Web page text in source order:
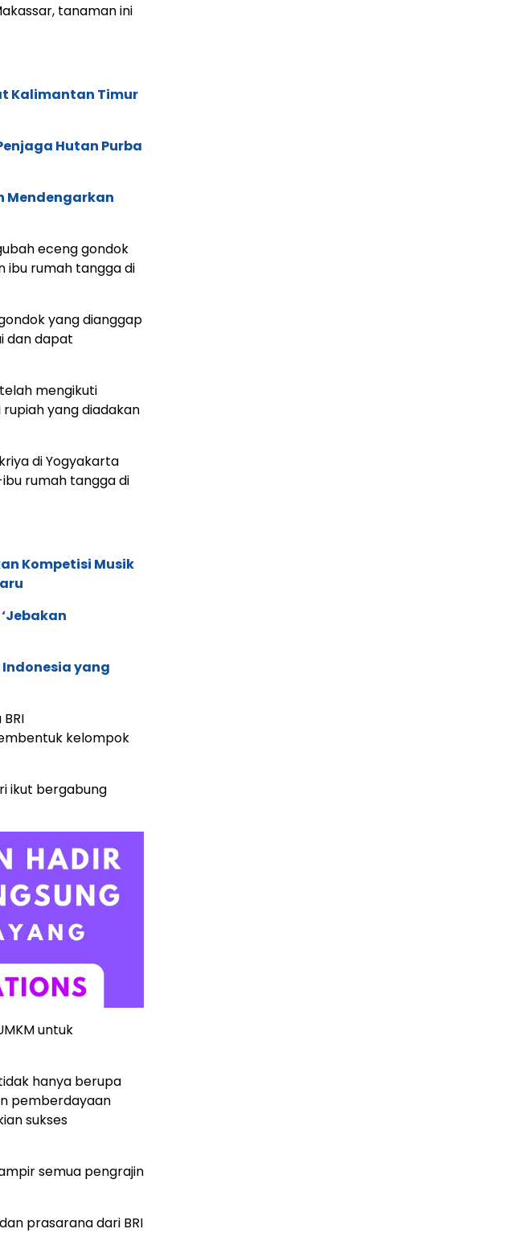
tanaman ini
Kalimantan Timur
Hutan Purba
Mendengarkan
eceng gondok
ibu rumah tangga di
yang dianggap
dan dapat
mengikuti
yang diadakan
di Yogyakarta
rumah tangga di
Kompetisi Musik
Indonesia yang
kelompok
ikut bergabung
untuk
hanya berupa
pemberdayaan
sukses
semua pengrajin
prasarana dari BRI